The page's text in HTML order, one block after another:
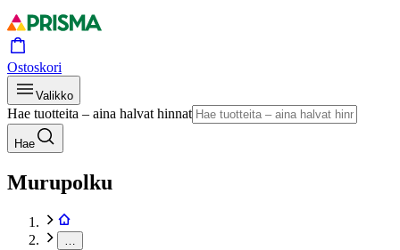
Ostoskori
Valikko
Hae tuotteita – aina halvat hinnat
Hae
Murupolku